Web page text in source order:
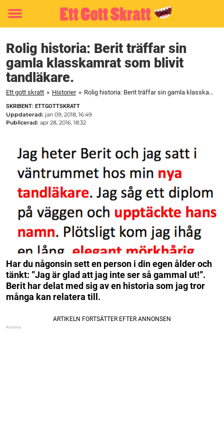
Toggle
Rolig historia: Berit träffar sin
gamla klasskamrat som blivit
tandläkare.
Ett gott skratt » Historier » Rolig historia: Berit träffar sin gamla klasskamrat som blivit tandläkare.
SKRIBENT: ETTGOTTSKRATT
Uppdaterad: jan 09, 2018, 16:49
Publicerad: apr 28, 2016, 18:32
Har du någonsin sett en person i din egen ålder och
tänkt: ”Jag är glad att jag inte ser så gammal ut!”.
Berit har delat med sig av en historia som jag tror
många kan relatera till.